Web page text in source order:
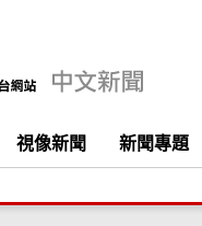
視像新聞 新聞專題